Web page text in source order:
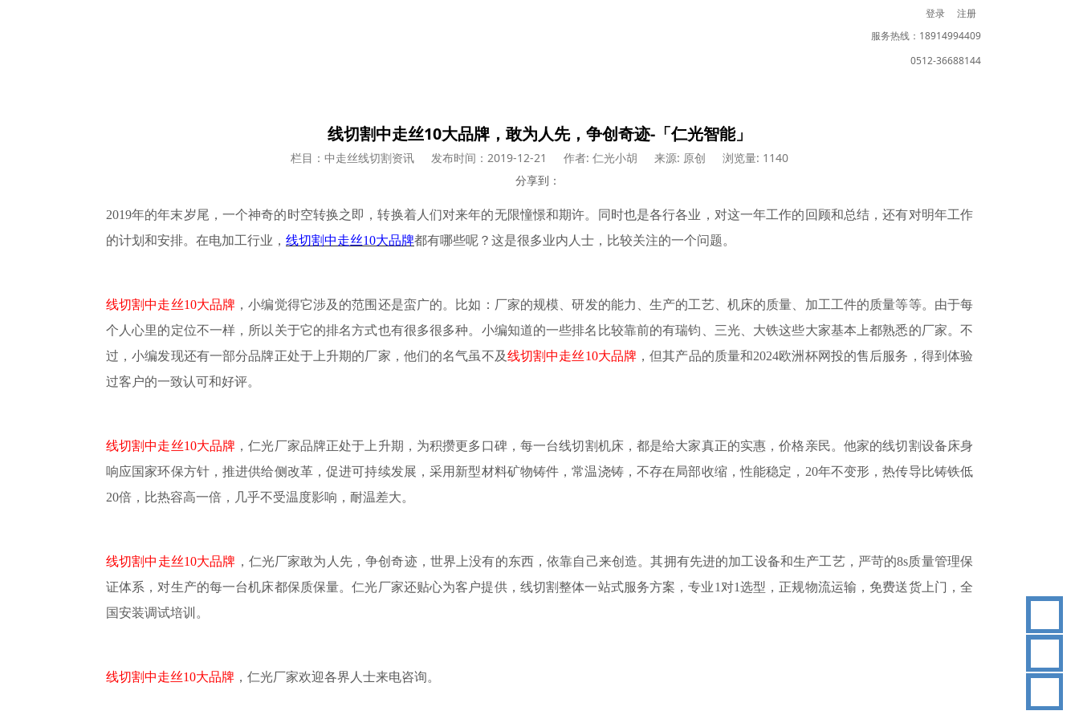
登录
注册
服务热线：18914994409
0512-36688144
线切割中走丝10大品牌，敢为人先，争创奇迹-「仁光智能」
栏目：中走丝线切割资讯 发布时间：2019-12-21 作者: 仁光小胡 来源: 原创
浏览量: 1140
分享到：
2019年的年末岁尾，一个神奇的时空转换之即，转换着人们对来年的无限憧憬和期许。同时也是各行各业，对这一年工作的回顾和总结，还有对明年工作
的计划和安排。在电加工行业， 线切割中走丝10大品牌都有哪些呢？这是很多业内人士，比较关注的一个问题。
线切割中走丝10大品牌 ，小编觉得它涉及的范围还是蛮广的。比如：厂家的规模、研发的能力、生产的工艺、机床的质量、加工工件的质量等等。由于每
个人心里的定位不一样，所以关于它的排名方式也有很多很多种。小编知道的一些排名比较靠前的有瑞钧、三光、大铁这些大家基本上都熟悉的厂家。不
过，小编发现还有一部分品牌正处于上升期的厂家，他们的名气虽不及线切割中走丝10大品牌 ，但其产品的质量和2024欧洲杯网投的售后服务，得到体验
过客户的一致认可和好评。
线切割中走丝10大品牌 ，仁光厂家品牌正处于上升期，为积攒更多口碑，每一台线切割机床，都是给大家真正的实惠，价格亲民。他家的线切割设备床身
响应国家环保方针，推进供给侧改革，促进可持续发展，采用新型材料矿物铸件，常温浇铸，不存在局部收缩，性能稳定， 20年不变形，热传导比铸铁低
20倍，比热容高一倍，几乎不受温度影响，耐温差大。
线切割中走丝10大品牌 ，仁光厂家敢为人先，争创奇迹，世界上没有的东西，依靠自己来创造。其拥有先进的加工设备和生产工艺，严苛的8s质量管理保
证体系，对生产的每一台机床都保质保量。仁光厂家还贴心为客户提供，线切割整体一站式服务方案，专业1对1选型，正规物流运输，免费送货上门，全
国安装调试培训。
线切割中走丝10大品牌 ，仁光厂家欢迎各界人士来电咨询。